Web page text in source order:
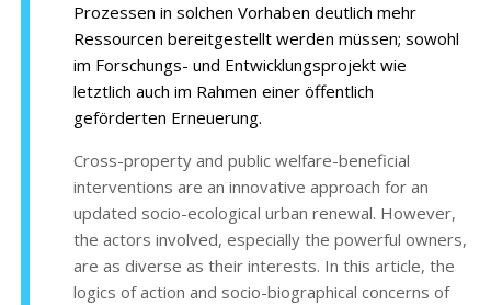
Prozessen in solchen Vorhaben deutlich mehr
Ressourcen bereitgestellt werden müssen; sowohl
im Forschungs- und Entwicklungsprojekt wie
letztlich auch im Rahmen einer öffentlich
geförderten Erneuerung.
Cross-property and public welfare-beneficial
interventions are an innovative approach for an
updated socio-ecological urban renewal. However,
the actors involved, especially the powerful owners,
are as diverse as their interests. In this article, the
logics of action and socio-biographical concerns of